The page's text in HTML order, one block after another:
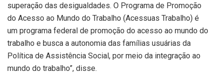
superação das desigualdades. O Programa de Promoção
do Acesso ao Mundo do Trabalho (Acessuas Trabalho) é
um programa federal de promoção do acesso ao mundo do
trabalho e busca a autonomia das famílias usuárias da
Política de Assistência Social, por meio da integração ao
mundo do trabalho”, disse.